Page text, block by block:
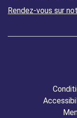
Rendez-vous sur